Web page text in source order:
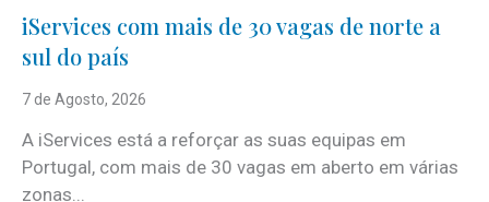
iServices com mais de 30 vagas de norte a
sul do país
7 de Agosto, 2026
A iServices está a reforçar as suas equipas em
Portugal, com mais de 30 vagas em aberto em várias
zonas...